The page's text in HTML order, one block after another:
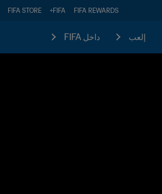
FIFA REWARDS
FIFA+
FIFA STORE
إلعب داخل FIFA